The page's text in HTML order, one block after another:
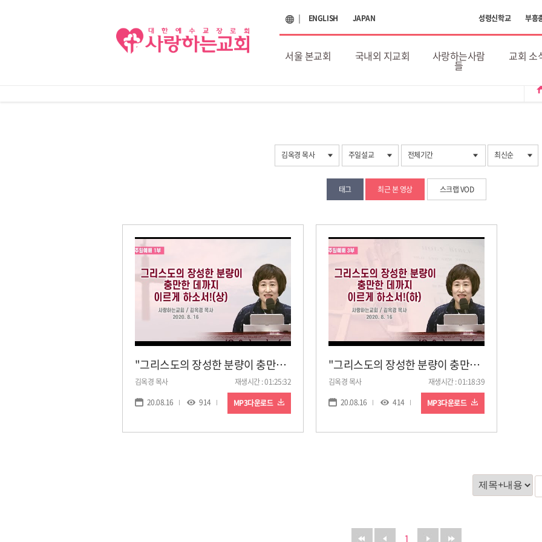
ENGLISH JAPAN 성령신학교 부흥
서울 본교회 국내외 지교회 사랑하는사람
들
교회 소
김옥경 목사 주일설교 전체기간 최신순
태그 최근 본 영상 스크랩 VOD
"그리스도의 장성한 분량이 충만한 데까지 이르게 하소서!(상)" (주일 설교: 김옥경 목사, 일시: 20. 8. 16)
김옥경 목사
재생시간 : 01:25:32
20.08.16
914 MP3다운로드
"그리스도의 장성한 분량이 충만한 데까지 이르게 하소서!(하)" (주일 설교: 김옥경 목사, 일시: 20. 8. 16)
김옥경 목사
재생시간 : 01:18:39
20.08.16
414 MP3다운로드
1